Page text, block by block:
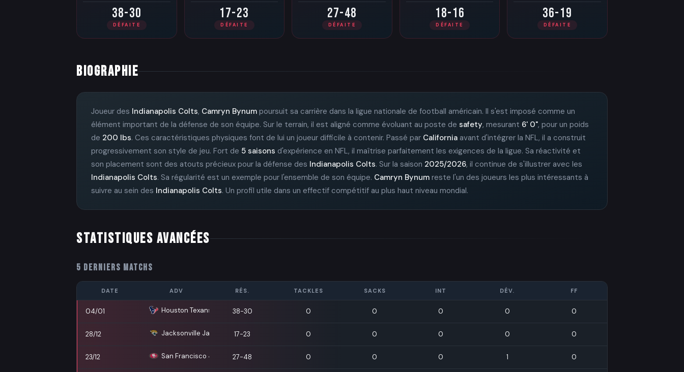
38-30
DÉFAITE
17-23
DÉFAITE
27-48
DÉFAITE
18-16
DÉFAITE
36-19
DÉFAITE
BIOGRAPHIE
Joueur des Indianapolis Colts, Camryn Bynum poursuit sa carrière dans la ligue nationale de football américain. Il s'est imposé comme un
élément important de la défense de son équipe. Sur le terrain, il est aligné comme évoluant au poste de safety, mesurant 6' 0", pour un poids
de 200 lbs. Ces caractéristiques physiques font de lui un joueur difficile à contenir. Passé par California avant d'intégrer la NFL, il a construit
progressivement son style de jeu. Fort de 5 saisons d'expérience en NFL, il maîtrise parfaitement les exigences de la ligue. Sa réactivité et
son placement sont des atouts précieux pour la défense des Indianapolis Colts. Sur la saison 2025/2026, il continue de s'illustrer avec les
Indianapolis Colts. Sa régularité est un exemple pour l'ensemble de son équipe. Camryn Bynum reste l'un des joueurs les plus intéressants à
suivre au sein des Indianapolis Colts. Un profil utile dans un effectif compétitif au plus haut niveau mondial.
STATISTIQUES AVANCÉES
5 DERNIERS MATCHS
DATE ADV RÉS. TACKLES SACKS INT DÉV. FF
04/01 Houston Texans 38-30 0 0 0 0 0
28/12 Jacksonville Jaguars 17-23 0 0 0 0 0
23/12 San Francisco 49ers 27-48 0 0 0 1 0